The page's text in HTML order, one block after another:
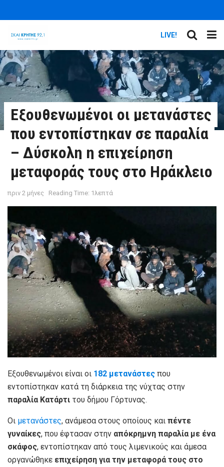
LIVE!
Εξουθενωμένοι οι μετανάστες
που εντοπίστηκαν σε παραλία
– Δύσκολη η επιχείρηση
μεταφοράς τους στο Ηράκλειο
πριν 2 μήνες Reading Time: 1λεπτά
Εξουθενωμένοι είναι οι 182 μετανάστες που
εντοπίστηκαν κατά τη διάρκεια της νύχτας στην
παραλία Κατάρτι του δήμου Γόρτυνας.
Οι μετανάστες, ανάμεσα στους οποίους και πέντε
γυναίκες, που έφτασαν στην απόκρημνη παραλία με ένα
σκάφος, εντοπίστηκαν από τους λιμενικούς και άμεσα
οργανώθηκε επιχείρηση για την μεταφορά τους στο